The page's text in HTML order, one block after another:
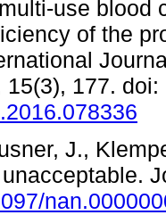
use blood
of the
15(3), 177. doi:
J.,